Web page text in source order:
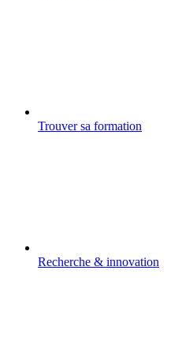
Trouver sa formation
Recherche & innovation